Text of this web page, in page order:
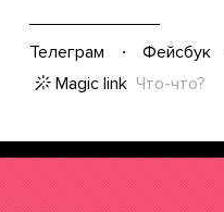
Телеграм Фейсбук
Magic link Что-что?